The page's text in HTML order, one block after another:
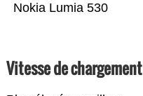
Nokia Lumia 530
Vitesse de chargement